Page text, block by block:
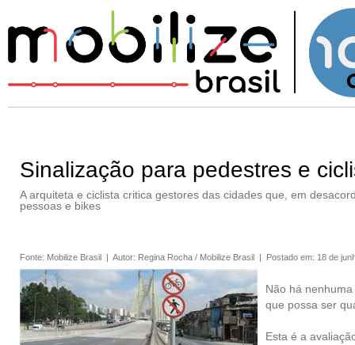
Sinalização para pedestres e
A arquiteta e ciclista critica gestores das cidades que, em
pessoas e bikes
Fonte: Mobilize Brasil | Autor: Regina Rocha / Mobilize Brasil | Postado em: 18 de
Não há
que possa ser
Esta é a